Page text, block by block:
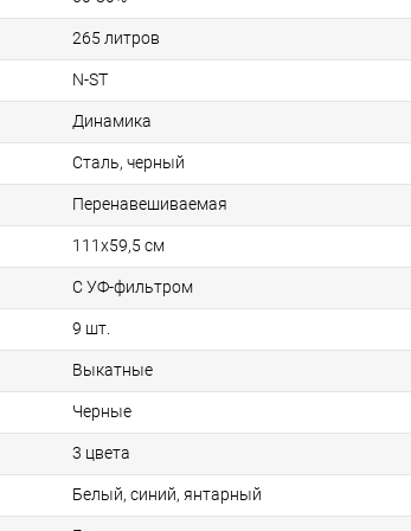
265 литров
N-ST
Динамика
Сталь, черный
Перенавешиваемая
111х59,5 см
С УФ-фильтром
9 шт.
Выкатные
Черные
3 цвета
Белый, синий, янтарный